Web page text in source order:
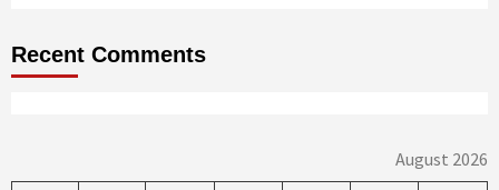
Recent Comments
August 2026